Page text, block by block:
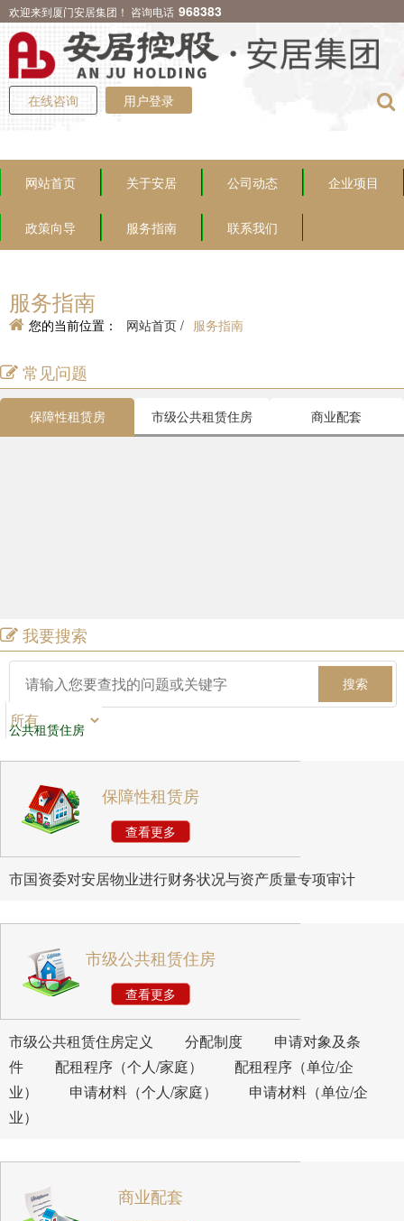
欢迎来到厦门安居集团！ 咨询电话 968383
在线咨询 用户登录
网站首页 关于安居 公司动态 企业项目
政策向导 服务指南 联系我们
服务指南
您的当前位置： 网站首页 / 服务指南
常见问题
保障性租赁房 市级公共租赁住房 商业配套
我要搜索
搜索
公共租赁住房
保障性租赁房
查看更多
市国资委对安居物业进行财务状况与资产质量专项审计
市级公共租赁住房
查看更多
市级公共租赁住房定义 分配制度
申请对象及条
件
配租程序（个人/家庭）
配租程序（单位/企
业）
申请材料（个人/家庭）
申请材料（单位/企
业）
商业配套